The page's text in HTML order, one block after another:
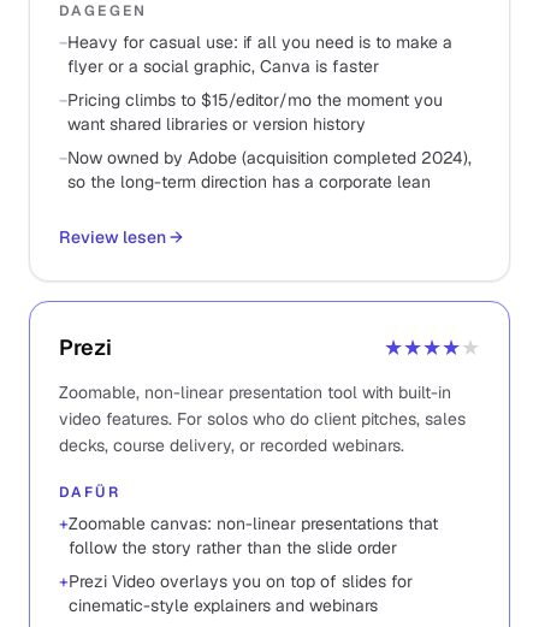
DAGEGEN
−Heavy for casual use: if all you need is to make a
flyer or a social graphic, Canva is faster
−Pricing climbs to $15/editor/mo the moment you
want shared libraries or version history
−Now owned by Adobe (acquisition completed 2024),
so the long-term direction has a corporate lean
Review lesen→
Prezi ★★★★★
Zoomable, non-linear presentation tool with built-in
video features. For solos who do client pitches, sales
decks, course delivery, or recorded webinars.
DAFÜR
+Zoomable canvas: non-linear presentations that
follow the story rather than the slide order
+Prezi Video overlays you on top of slides for
cinematic-style explainers and webinars